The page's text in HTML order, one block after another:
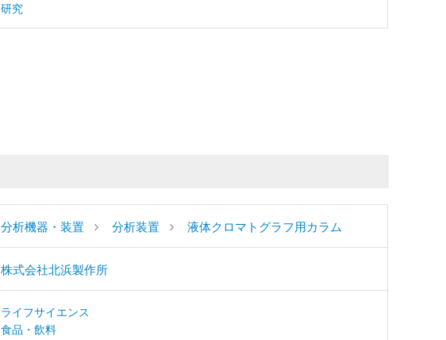
研究
分析機器・装置 分析装置 液体クロマトグラフ用カラム
株式会社北浜製作所
ライフサイエンス
食品・飲料